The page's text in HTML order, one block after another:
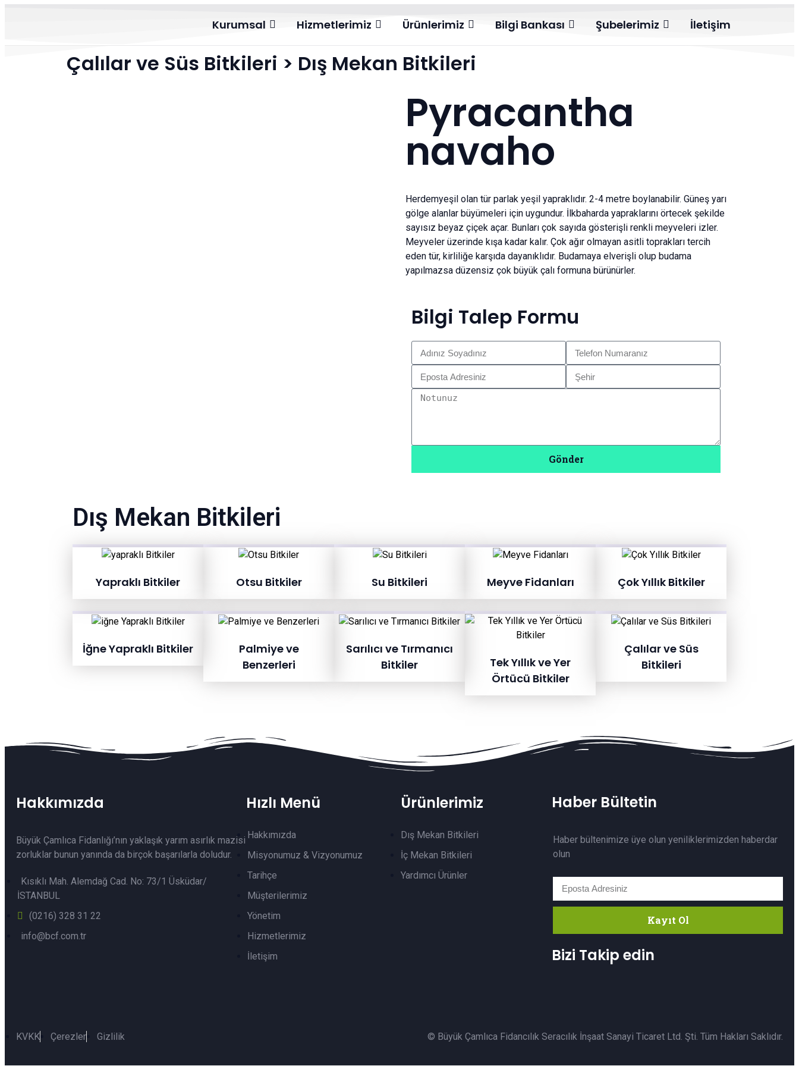
Kurumsal Hizmetlerimiz Ürünlerimiz Bilgi Bankası Şubelerimiz İletişim
Çalılar ve Süs Bitkileri > Dış Mekan Bitkileri
Pyracantha
navaho
Herdemyeşil olan tür parlak yeşil yapraklıdır. 2-4 metre boylanabilir. Güneş yarı
gölge alanlar büyümeleri için uygundur. İlkbaharda yapraklarını örtecek şekilde
sayısız beyaz çiçek açar. Bunları çok sayıda gösterişli renkli meyveleri izler.
Meyveler üzerinde kışa kadar kalır. Çok ağır olmayan asitli toprakları tercih
eden tür, kirliliğe karşıda dayanıklıdır. Budamaya elverişli olup budama
yapılmazsa düzensiz çok büyük çalı formuna bürünürler.
Bilgi Talep Formu
Gönder
Dış Mekan Bitkileri
Yapraklı Bitkiler Otsu Bitkiler Su Bitkileri Meyve Fidanları Çok Yıllık Bitkiler
İğne Yapraklı Bitkiler
Palmiye ve
Benzerleri
Sarılıcı ve Tırmanıcı
Bitkiler
Tek Yıllık ve Yer
Örtücü Bitkiler
Çalılar ve Süs
Bitkileri
Hakkımızda
Büyük Çamlıca Fidanlığı’nın yaklaşık yarım asırlık mazisi
zorluklar bunun yanında da birçok başarılarla doludur.
Kısıklı Mah. Alemdağ Cad. No: 73/1 Üsküdar/
İSTANBUL
(0216) 328 31 22
info@bcf.com.tr
Hızlı Menü
Hakkımızda
Misyonumuz & Vizyonumuz
Tarihçe
Müşterilerimiz
Yönetim
Hizmetlerimiz
İletişim
Ürünlerimiz
Dış Mekan Bitkileri
İç Mekan Bitkileri
Yardımcı Ürünler
Haber Bültetin
Haber bültenimize üye olun yeniliklerimizden haberdar
olun
Kayıt Ol
Bizi Takip edin
KVKK Çerezler Gizlilik © Büyük Çamlıca Fidancılık Seracılık İnşaat Sanayi Ticaret Ltd. Şti. Tüm Hakları Saklıdır.